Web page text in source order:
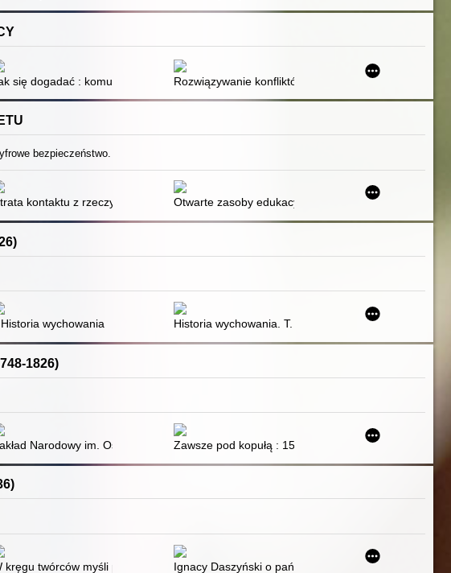
: materiały do pracy indywidualnej i grupowej oraz dla szkół
się dogadać : komunikacja bez przemocyRozwiązywanie konfliktów poprzez porozumienie
bezpieczeństwo.
interakcjach "online" : nowe możliwości dla dydaktyki języków obcych
kontaktu z rzeczywistością : jak sztuczna inteligencja i wirtualne światy przejmują
Otwarte zasoby edukacyjne w perspektywie
i jego działalności
Historia wychowania Historia wychowania. T. 2
1826)
Narodowy im. Ossolińskich we LwowieZawsze pod kopułą : 150 lat Ossolineum
kręgu twórców myśli politycznej : zbiór studiówIgnacy Daszyński o państwie, demokracji i